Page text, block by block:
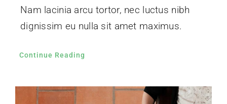
Nam lacinia arcu tortor, nec luctus nibh
dignissim eu nulla sit amet maximus.
Continue Reading